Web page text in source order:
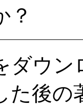
？
ダウン
た後の